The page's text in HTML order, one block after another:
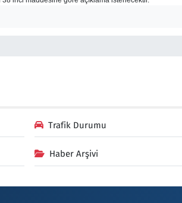
Trafik Durumu
Haber Arşivi